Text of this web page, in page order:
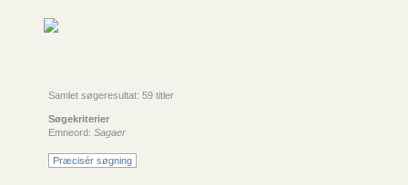
Samlet søgeresultat: 59 titler
Søgekriterier
Emneord: Sagaer
Præcisér søgning